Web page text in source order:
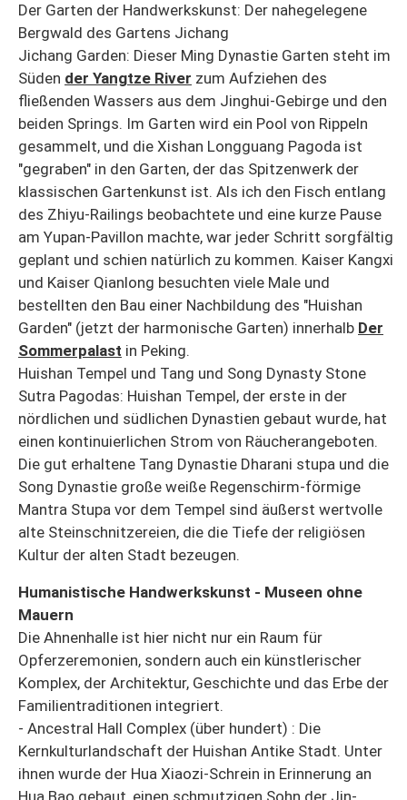
Der Garten der Handwerkskunst: Der nahegelegene
Bergwald des Gartens Jichang
Jichang Garden: Dieser Ming Dynastie Garten steht im
Süden der Yangtze River zum Aufziehen des
fließenden Wassers aus dem Jinghui-Gebirge und den
beiden Springs. Im Garten wird ein Pool von Rippeln
gesammelt, und die Xishan Longguang Pagoda ist
"gegraben" in den Garten, der das Spitzenwerk der
klassischen Gartenkunst ist. Als ich den Fisch entlang
des Zhiyu-Railings beobachtete und eine kurze Pause
am Yupan-Pavillon machte, war jeder Schritt sorgfältig
geplant und schien natürlich zu kommen. Kaiser Kangxi
und Kaiser Qianlong besuchten viele Male und
bestellten den Bau einer Nachbildung des "Huishan
Garden" (jetzt der harmonische Garten) innerhalb Der
Sommerpalast in Peking.
Huishan Tempel und Tang und Song Dynasty Stone
Sutra Pagodas: Huishan Tempel, der erste in der
nördlichen und südlichen Dynastien gebaut wurde, hat
einen kontinuierlichen Strom von Räucherangeboten.
Die gut erhaltene Tang Dynastie Dharani stupa und die
Song Dynastie große weiße Regenschirm-förmige
Mantra Stupa vor dem Tempel sind äußerst wertvolle
alte Steinschnitzereien, die die Tiefe der religiösen
Kultur der alten Stadt bezeugen.
Humanistische Handwerkskunst - Museen ohne
Mauern
Die Ahnenhalle ist hier nicht nur ein Raum für
Opferzeremonien, sondern auch ein künstlerischer
Komplex, der Architektur, Geschichte und das Erbe der
Familientraditionen integriert.
- Ancestral Hall Complex (über hundert) : Die
Kernkulturlandschaft der Huishan Antike Stadt. Unter
ihnen wurde der Hua Xiaozi-Schrein in Erinnerung an